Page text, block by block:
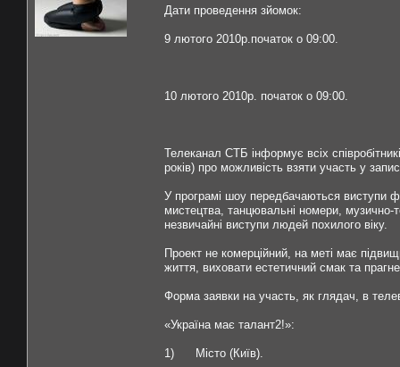
Дати проведення зйомок:
9 лютого 2010р.початок о 09:00.
10 лютого 2010р. початок о 09:00.
Телеканал СТБ інформує всіх
років) про можливість взяти участь у
У програмі шоу передбачаються виступи
мистецтва, танцювальні номери, музично-
незвичайні виступи людей похилого віку.
Проект не комерційний, на меті має
життя, виховати естетичний смак та
Форма заявки на участь, як глядач, в
«Україна має талант2!»:
1) Місто (Київ).